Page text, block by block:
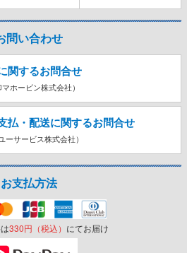
問い合わせ
関するお問合せ
マホービン株式会社）
払・配送に関するお問合せ
ーサービス株式会社）
お支払方法
330円（税込） にてお届け